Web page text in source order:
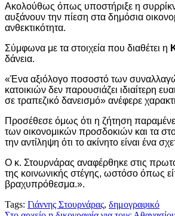
Ακολούθως όπως υποστήριξε η
αυξάνουν την πίεση στα δημόσια
ανθεκτικότητα.
Σύμφωνα με τα στοιχεία που διαθέτει η
δάνεια.
«Ένα αξιόλογο ποσοστό των
κατοικιών δεν παρουσιάζει ιδιαίτερη
σε τραπεζικό δανεισμό» ανέφερε
Προσέθεσε όμως ότι η ζήτηση
των οικονομικών προσδοκιών και τα
την αντίληψη ότι το ακίνητο είναι ένα
Ο κ. Στουρνάρας αναφέρθηκε στις
της κοινωνικής στέγης, ωστόσο όπως
βραχυπρόθεσμα.».
Tags: Γιάννης Στουρνάρας, δημογραφικό